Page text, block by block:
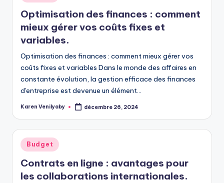
in
Optimisation des finances : comment
mieux gérer vos coûts fixes et
variables.
Optimisation des finances : comment mieux gérer vos
coûts fixes et variables Dans le monde des affaires en
constante évolution, la gestion efficace des finances
d'entreprise est devenue un élément…
Posted
Karen Venilyaby décembre 26, 2024
Posted
in
Budget
Contrats en ligne : avantages pour
les collaborations internationales.